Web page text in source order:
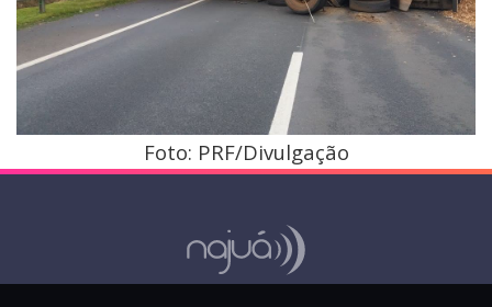
Foto: PRF/Divulgação